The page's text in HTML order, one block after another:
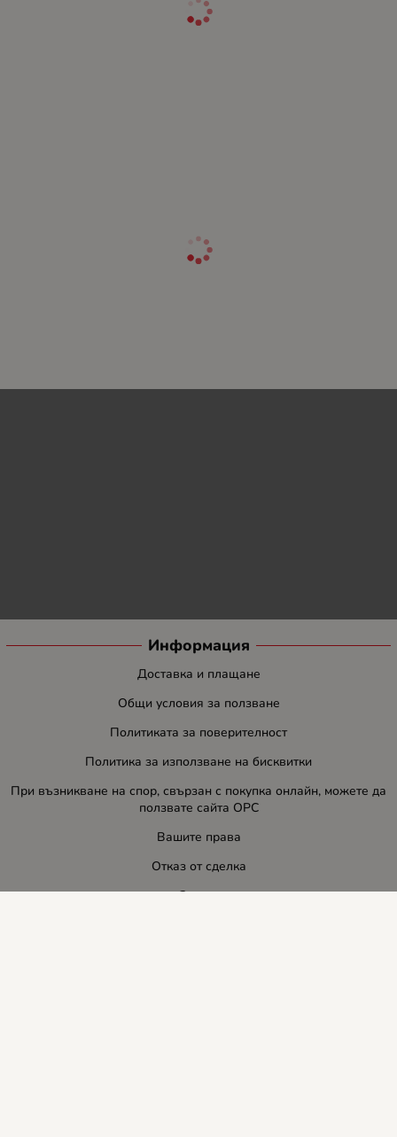
Информация
Доставка и плащане
Общи условия за ползване
Политиката за поверителност
Политика за използване на бисквитки
При възникване на спор, свързан с покупка онлайн, можете да
ползвате сайта ОРС
Вашите права
Отказ от сделка
За нас